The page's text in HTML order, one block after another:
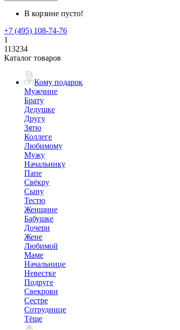
В корзине пусто!
+7 (495) 108-74-76
1
113234
Каталог товаров
Кому подарок
Мужчине
Брату
Дедушке
Другу
Зятю
Коллеге
Любимому
Мужу
Начальнику
Папе
Свёкру
Сыну
Тестю
Женщине
Бабушке
Дочери
Жене
Любимой
Маме
Начальнице
Невестке
Подруге
Свекрови
Сестре
Сотруднице
Тёще